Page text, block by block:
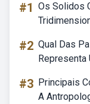
#1 Os Solidos
#2 Qual Das
Representa
#3 Principais
A